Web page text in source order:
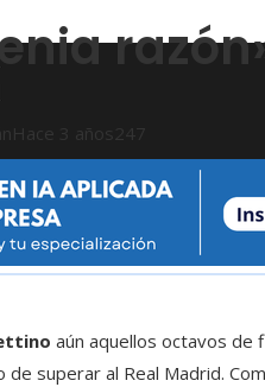
Hace 3 años 247
aún aquellos octavos de
de superar al Real Madrid.